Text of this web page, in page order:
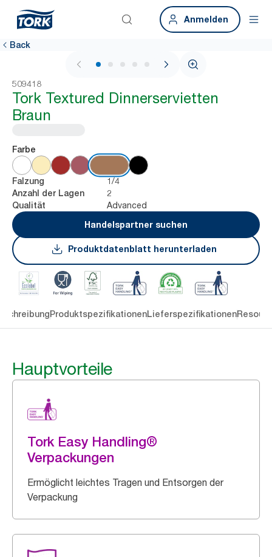
Anmelden
Back
1 / 6
509418
Tork Textured Dinnerservietten
Braun
Farbe
Falzung 1/4
Anzahl der Lagen 2
Qualität
Advanced
Handelspartner suchen
Produktdatenblatt herunterladen
ProduktspezifikationenLieferspezifikationen
Hauptvorteile
Tork Easy Handling®
Verpackungen
Ermöglicht leichtes Tragen und Entsorgen der
Verpackung